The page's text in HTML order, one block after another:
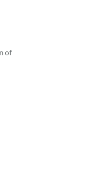
of